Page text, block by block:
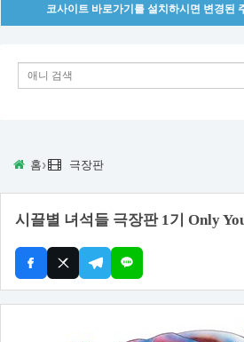
코사이트 바로가기를 설치하시면 변경된
홈› 극장판
시끌별 녀석들 극장판 1기 Only